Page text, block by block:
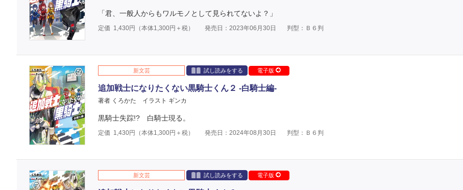
「君、一般人からもワルモノとして見られてないよ？」
定価 1,430円（本体1,300円＋税） 発売日：2023年06月30日 判型：Ｂ６判
新文芸 試し読みをする 電子版
追加戦士になりたくない黒騎士くん２ -白騎士編-
著者 くろかた イラスト ギンカ
黒騎士失踪!? 白騎士現る。
定価 1,430円（本体1,300円＋税） 発売日：2024年08月30日 判型：Ｂ６判
新文芸 試し読みをする 電子版